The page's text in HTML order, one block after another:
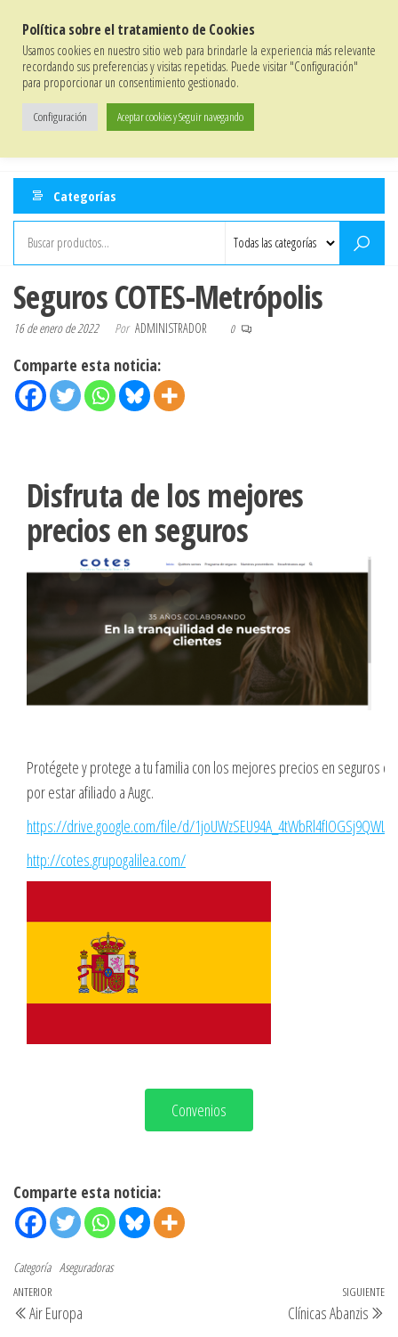
contenido
20% de descuento en todos los artículos para afiliados/as
Política de Privacidad|Términos y Condiciones|Política de Entrega|Contacto
Categorías
Seguros COTES-Metrópolis
16 de enero de 2022 Por ADMINISTRADOR 0
Comparte esta noticia:
Disfruta de los mejores
precios en seguros
Protégete y protege a tu familia con los mejores precios en seguros
por estar afiliado a Augc.
https://drive.google.com/file/d/
http://cotes.grupogalilea.com/
Convenios
Comparte esta noticia:
Categoría Aseguradoras
Navegación
de
Entrada
anterior
ANTERIOR
Air Europa
SIGUIENTE
Clínicas Abanzis
Política sobre el tratamiento de Cookies
Usamos cookies en nuestro sitio web para brindarle la experiencia más relevante
recordando sus preferencias y visitas repetidas. Puede visitar "Configuración"
para proporcionar un consentimiento gestionado.
Configuración Aceptar cookies y Seguir navegando